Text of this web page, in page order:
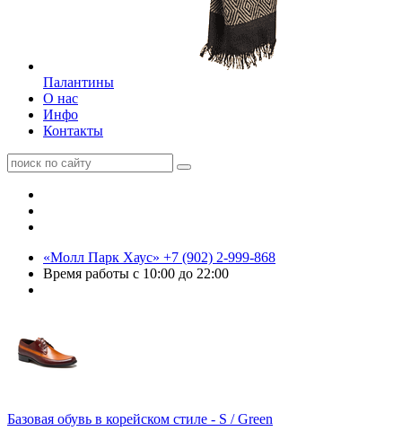
Палантины
О нас
Инфо
Контакты
«Молл Парк Хаус» +7 (902) 2-999-868
Время работы с 10:00 до 22:00
Базовая обувь в корейском стиле - S / Green